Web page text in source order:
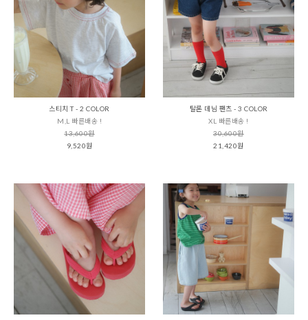
스티치 T - 2 COLOR
M,L 빠른배송 !
13,600원
9,520원
탈론 데님 팬츠 - 3 COLOR
XL 빠른배송 !
30,600원
21,420원